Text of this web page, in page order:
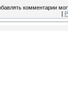
комментарии
[